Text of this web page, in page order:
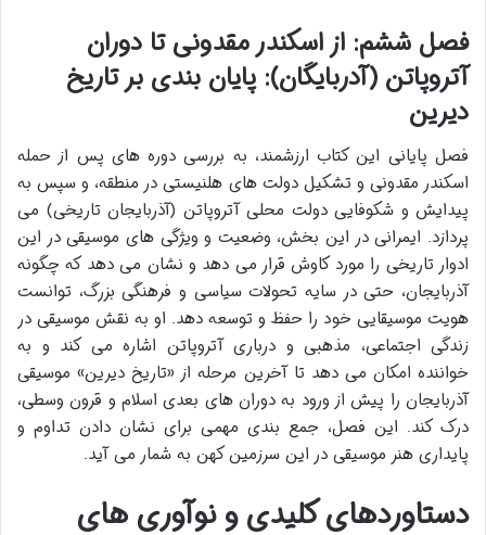
فصل ششم: از اسکندر مقدونی تا دوران
آتروپاتن (آدربایگان): پایان بندی بر تاریخ
دیرین
فصل پایانی این کتاب ارزشمند، به بررسی دوره های پس از حمله
اسکندر مقدونی و تشکیل دولت های هلنیستی در منطقه، و سپس به
پیدایش و شکوفایی دولت محلی آتروپاتن (آذربایجان تاریخی) می
پردازد. ایمرانی در این بخش، وضعیت و ویژگی های موسیقی در این
ادوار تاریخی را مورد کاوش قرار می دهد و نشان می دهد که چگونه
آذربایجان، حتی در سایه تحولات سیاسی و فرهنگی بزرگ، توانست
هویت موسیقایی خود را حفظ و توسعه دهد. او به نقش موسیقی در
زندگی اجتماعی، مذهبی و درباری آتروپاتن اشاره می کند و به
خواننده امکان می دهد تا آخرین مرحله از «تاریخ دیرین» موسیقی
آذربایجان را پیش از ورود به دوران های بعدی اسلام و قرون وسطی،
درک کند. این فصل، جمع بندی مهمی برای نشان دادن تداوم و
پایداری هنر موسیقی در این سرزمین کهن به شمار می آید.
دستاوردهای کلیدی و نوآوری های